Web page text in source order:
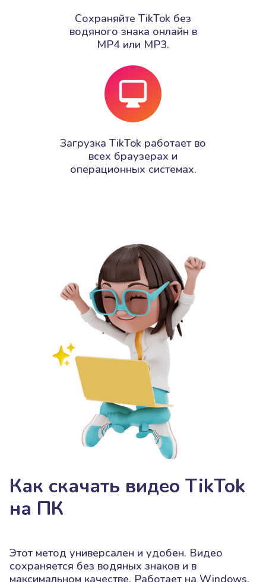
Сохраняйте TikTok без
водяного знака онлайн в
MP4 или MP3.
Загрузка TikTok работает во
всех браузерах и
операционных системах.
Как скачать видео TikTok
на ПК
Этот метод универсален и удобен. Видео
сохраняется без водяных знаков и в
максимальном качестве. Работает на Windows,